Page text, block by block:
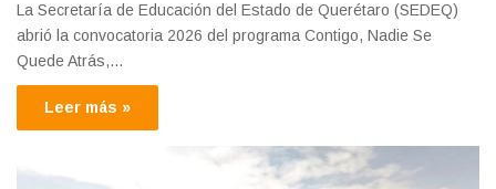
La Secretaría de Educación del Estado de Querétaro (SEDEQ)
abrió la convocatoria 2026 del programa Contigo, Nadie Se
Quede Atrás,…
Leer más »